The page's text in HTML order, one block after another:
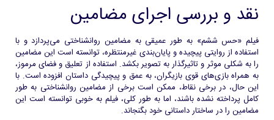
نقد و بررسی اجرای مضامین
فیلم «حس ششم» به طور عمیقی به مضامین روانشناختی می‌پردازد و با
استفاده از روایتی پیچیده و پایان‌بندی غیرمنتظره، توانسته است این مضامین
را به شکلی موثر و تاثیرگذار به تصویر بکشد. استفاده از تعلیق و فضای مرموز،
به همراه بازی‌های قوی بازیگران، به عمق و پیچیدگی داستان افزوده است. با
این حال، در برخی نقاط، ممکن است برخی از مضامین روانشناختی به طور
کامل پرداخته نشده باشند، اما به طور کلی، فیلم به خوبی توانسته است این
مضامین را در ساختار داستانی خود بگنجاند.